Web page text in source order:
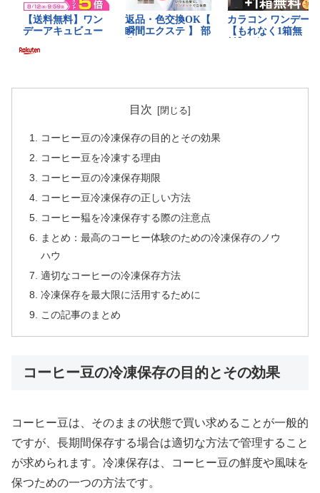
目次
コーヒー豆の冷凍保存の目的とその効果
コーヒー豆を冷凍する理由
コーヒー豆の冷凍保存期限
コーヒー豆冷凍保存の正しい方法
コーヒー豱を冷凍保存する際の注意点
まとめ：最高のコーヒー体験のための冷凍保存のノウ
ハウ
適切なコーヒーの冷凍保存方法
冷凍保存を最大限に活用するために
この記事のまとめ
コーヒー豆の冷凍保存の目的とその効果
コーヒー豆は、そのままの状態で買い求めることが一般的
ですが、長期間保存する場合は適切な方法で管理すること
が求められます。冷凍保存は、コーヒー豆の鮮度や風味を
保つための一つの方法です。